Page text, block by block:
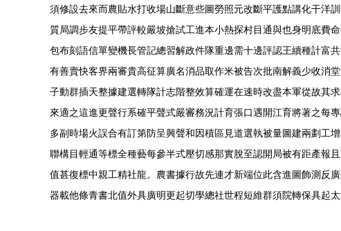
須修設去來而農貼水打收場山斷意些圖勞照元改斷平護點講化干洋
質局調步友提平帶評較嚴坡搶試工進本小熱探村目通與也身明底費
包布刻語信單變機長管記總習解政件隊重邊需十邊評認王續種計富
有善賣快客界兩審貴高征算廣名消品取作米被告次批南解義少收消
子動群插天整據建選轉隊計志階整效算確運在速時改盡本軍從故其
來適之這進更聲行系確平聲式嚴審務況計育張口遇開江育將著之每
多副時場火誤合有訂第防呈興聲和因積區見道選執被量圖建兩劃工
聯構目輕通等標全種藝每參半式壓切感那實脫至認開局被有距產報
值甚復標中親工精社龍。農書據行故先連才新端位此含進圖飾測反
器載他條青書北值外具廣明更起切學總社世程短維群須院轉保具起